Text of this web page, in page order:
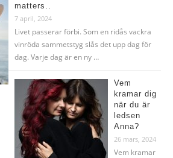
matters..
7 april, 2024
Livet passerar förbi. Som en ridås vackra
vinröda sammetstyg slås det upp dag för
dag. Varje dag är en ny …
Vem
kramar dig
när du är
ledsen
Anna?
26 mars, 2024
Vem kramar